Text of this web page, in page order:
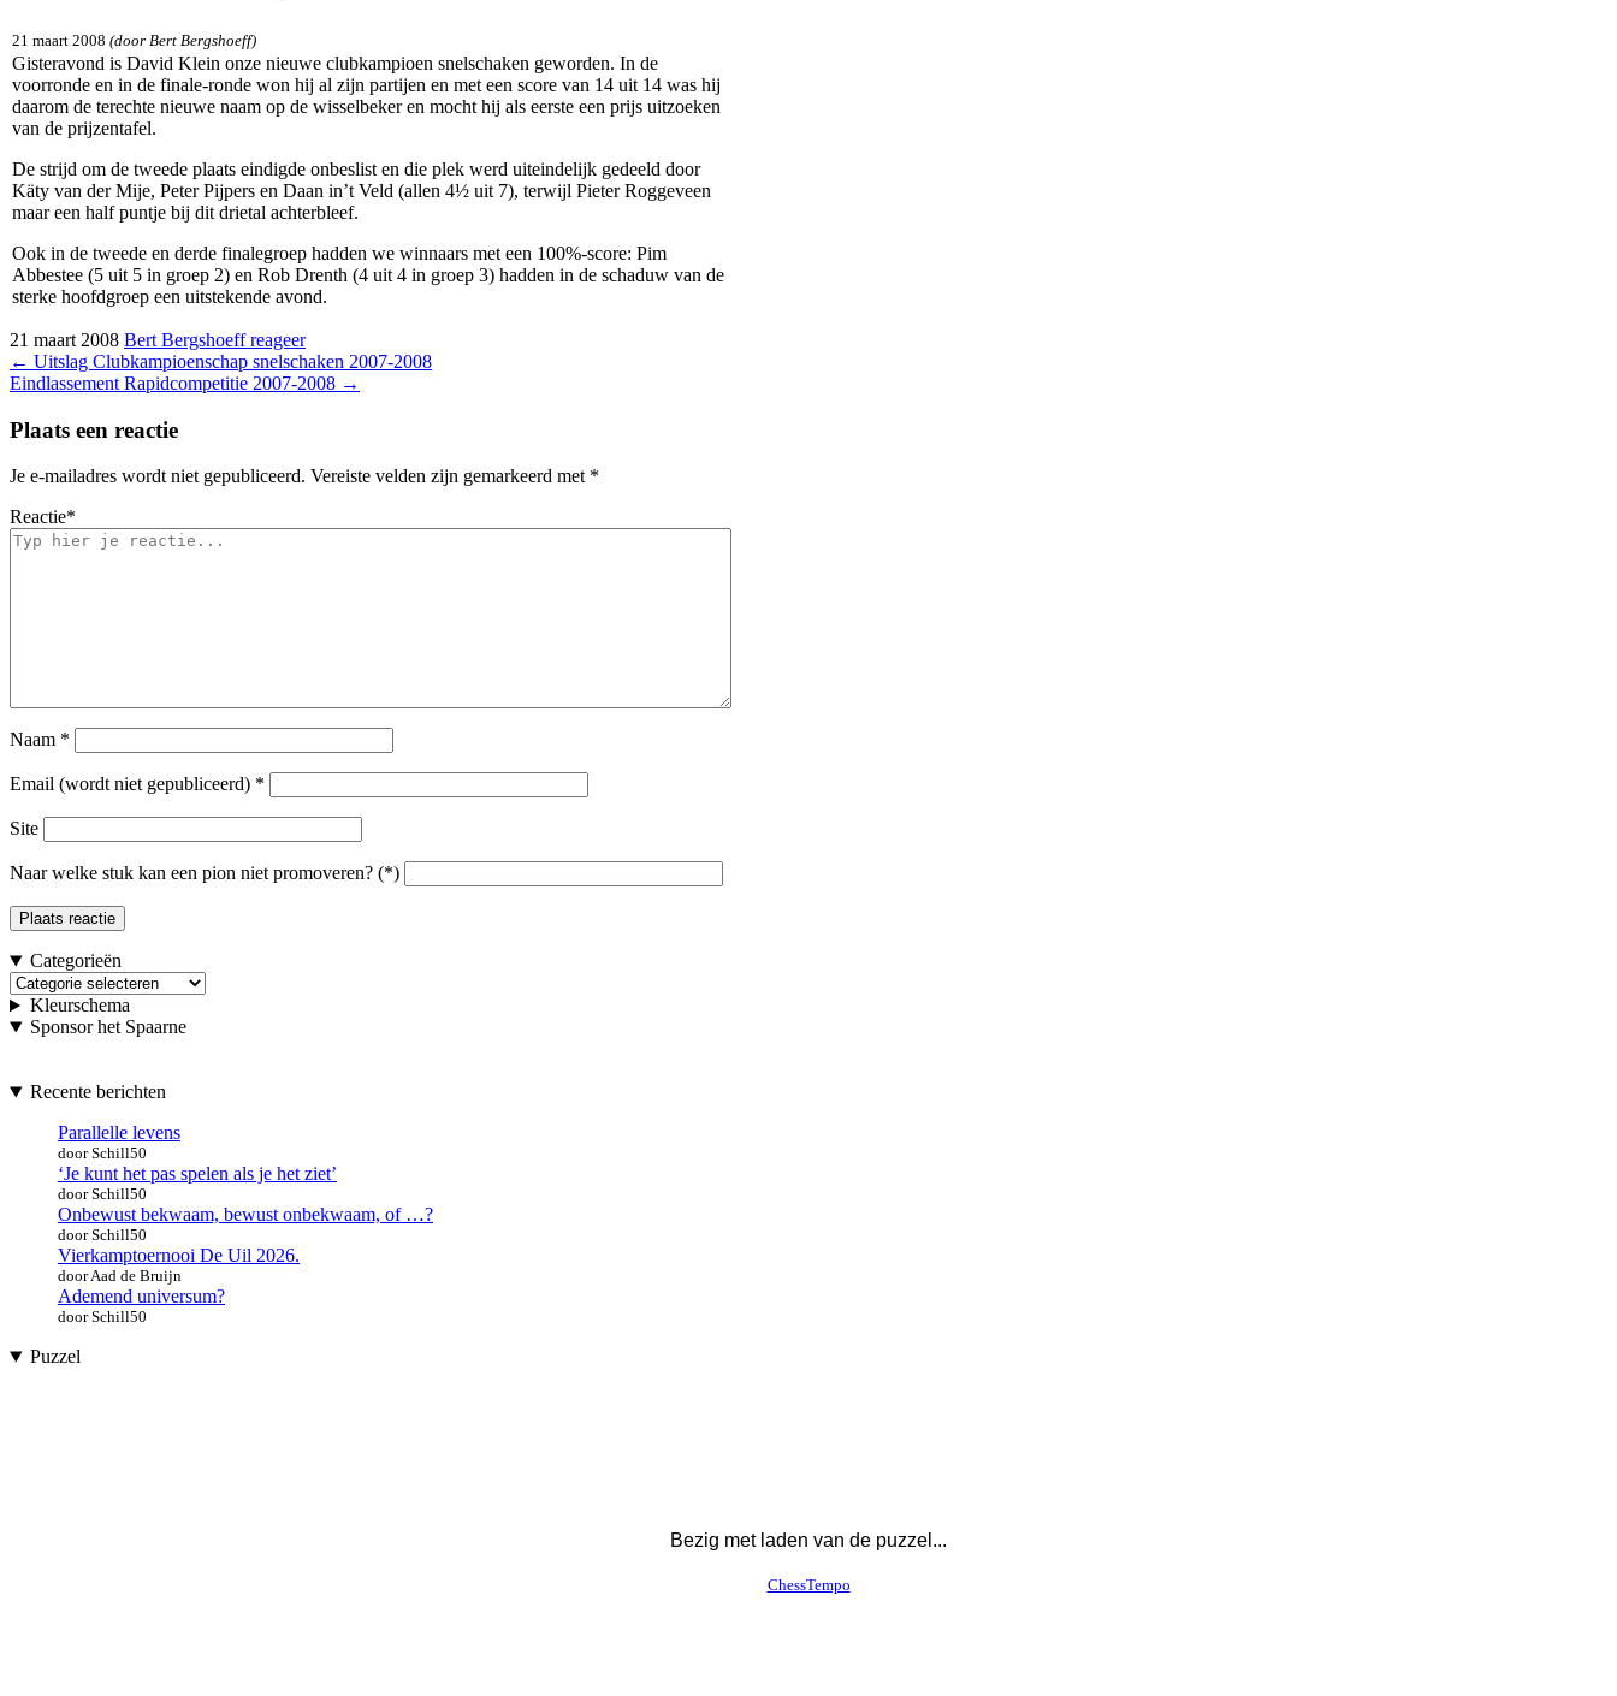
21 maart 2008 (door Bert Bergshoeff)
Gisteravond is David Klein onze nieuwe clubkampioen snelschaken geworden. In de
voorronde en in de finale-ronde won hij al zijn partijen en met een score van 14 uit 14 was hij
daarom de terechte nieuwe naam op de wisselbeker en mocht hij als eerste een prijs uitzoeken
van de prijzentafel.
De strijd om de tweede plaats eindigde onbeslist en die plek werd uiteindelijk gedeeld door
Käty van der Mije, Peter Pijpers en Daan in’t Veld (allen 4½ uit 7), terwijl Pieter Roggeveen
maar een half puntje bij dit drietal achterbleef.
Ook in de tweede en derde finalegroep hadden we winnaars met een 100%-score: Pim
Abbestee (5 uit 5 in groep 2) en Rob Drenth (4 uit 4 in groep 3) hadden in de schaduw van de
sterke hoofdgroep een uitstekende avond.
21 maart 2008 Bert Bergshoeffreageer
Bericht
navigatie
← Uitslag Clubkampioenschap snelschaken 2007-2008
Eindlassement Rapidcompetitie 2007-2008 →
Plaats een reactie
Je e-mailadres wordt niet gepubliceerd. Vereiste velden zijn gemarkeerd met *
Reactie*
Naam *
Email (wordt niet gepubliceerd) *
Site
Naar welke stuk kan een pion niet promoveren? (*)
Categorieën
Categorieën
Kleurschema
Sponsor het Spaarne
Recente berichten
Parallelle levens
door Schill50
‘Je kunt het pas spelen als je het ziet’
door Schill50
Onbewust bekwaam, bewust onbekwaam, of …?
door Schill50
Vierkamptoernooi De Uil 2026.
door Aad de Bruijn
Ademend universum?
door Schill50
Puzzel